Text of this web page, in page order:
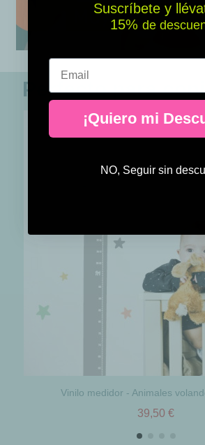
Perfecto para
Vinilo medidor - Animales
39,50 €
Suscríbete y
15% ​​ de
Email
¡Quiero mi
NO, Seguir sin